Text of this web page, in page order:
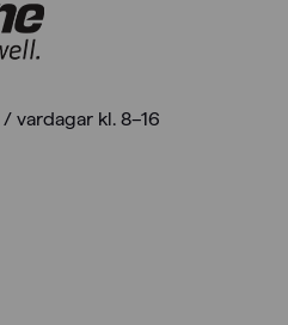
vardagar kl. 8–16